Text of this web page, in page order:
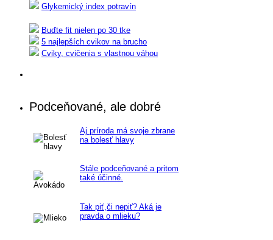
Glykemický index potravín
Buďte fit nielen po 30 tke
5 najlepších cvikov na brucho
Cviky, cvičenia s vlastnou váhou
Podceňované, ale dobré
Aj príroda má svoje zbrane
na bolesť hlavy
Stále podceňované a pritom
také účinné.
Tak piť,či nepiť? Aká je
pravda o mlieku?